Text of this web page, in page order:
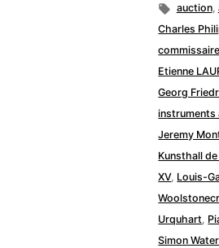
by
Tags:
auction,
Charles
Etienne
Georg
instruments
Jeremy
Kunsthall
XV, Louis-
Urquhart,
Simon